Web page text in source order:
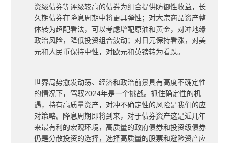
资级债券等评级较高的债券为组合提供防御性收益，长
久期债券在降息周期中将更具弹性；对大宗商品资产整
体转为超配看法，可以考虑增配原油和黄金，对冲地缘
政治风险，降低投资组合波动；对日元保持看涨，对美
元和人民币保持中性，对欧元和英镑转为看跌。
世界局势愈发动荡、经济和政治前景具有高度不确定性
的情况下，驾驭2024年是一个挑战。抓住确定性的机
遇，持有高质量资产，对冲不确定性的风险是我们的应
对策略。降息周期即将到来，对于债券资产这是近几年
来最有利的宏观环境，高质量的政府债券和投资级债券
仍是分散投资的选择，选择高质量的股票和避险资产应